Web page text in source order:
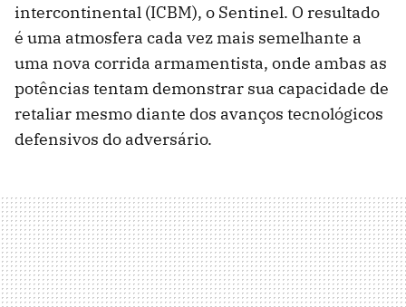
intercontinental (ICBM), o Sentinel. O resultado
é uma atmosfera cada vez mais semelhante a
uma nova corrida armamentista, onde ambas as
potências tentam demonstrar sua capacidade de
retaliar mesmo diante dos avanços tecnológicos
defensivos do adversário.